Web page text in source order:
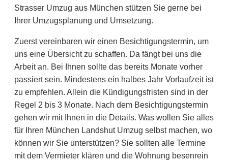
Strasser Umzug aus München stützen Sie gerne bei
Ihrer Umzugsplanung und Umsetzung.
Zuerst vereinbaren wir einen Besichtigungstermin, um
uns eine Übersicht zu schaffen. Da fängt bei uns die
Arbeit an. Bei Ihnen sollte das bereits Monate vorher
passiert sein. Mindestens ein halbes Jahr Vorlaufzeit ist
zu empfehlen. Allein die Kündigungsfristen sind in der
Regel 2 bis 3 Monate. Nach dem Besichtigungstermin
gehen wir mit Ihnen in die Details. Was wollen Sie alles
für Ihren München Landshut Umzug selbst machen, wo
können wir Sie unterstützen? Sie sollten alle Termine
mit dem Vermieter klären und die Wohnung besenrein